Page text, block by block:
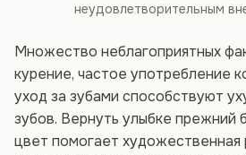
неудовлетворительным
Множество неблагоприятных
курение, частое употребление
уход за зубами способствуют
зубов. Вернуть улыбке прежний
цвет помогает художественная